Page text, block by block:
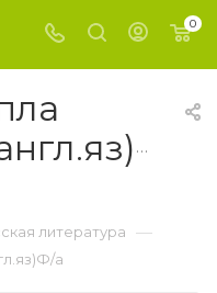
0
литература —
а